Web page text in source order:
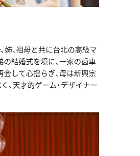
姉、祖母と共に台北の高級マ
結婚式を境に、一家の歯車
して心揺らぎ、母は新興宗
天才的ゲーム・デザイナー